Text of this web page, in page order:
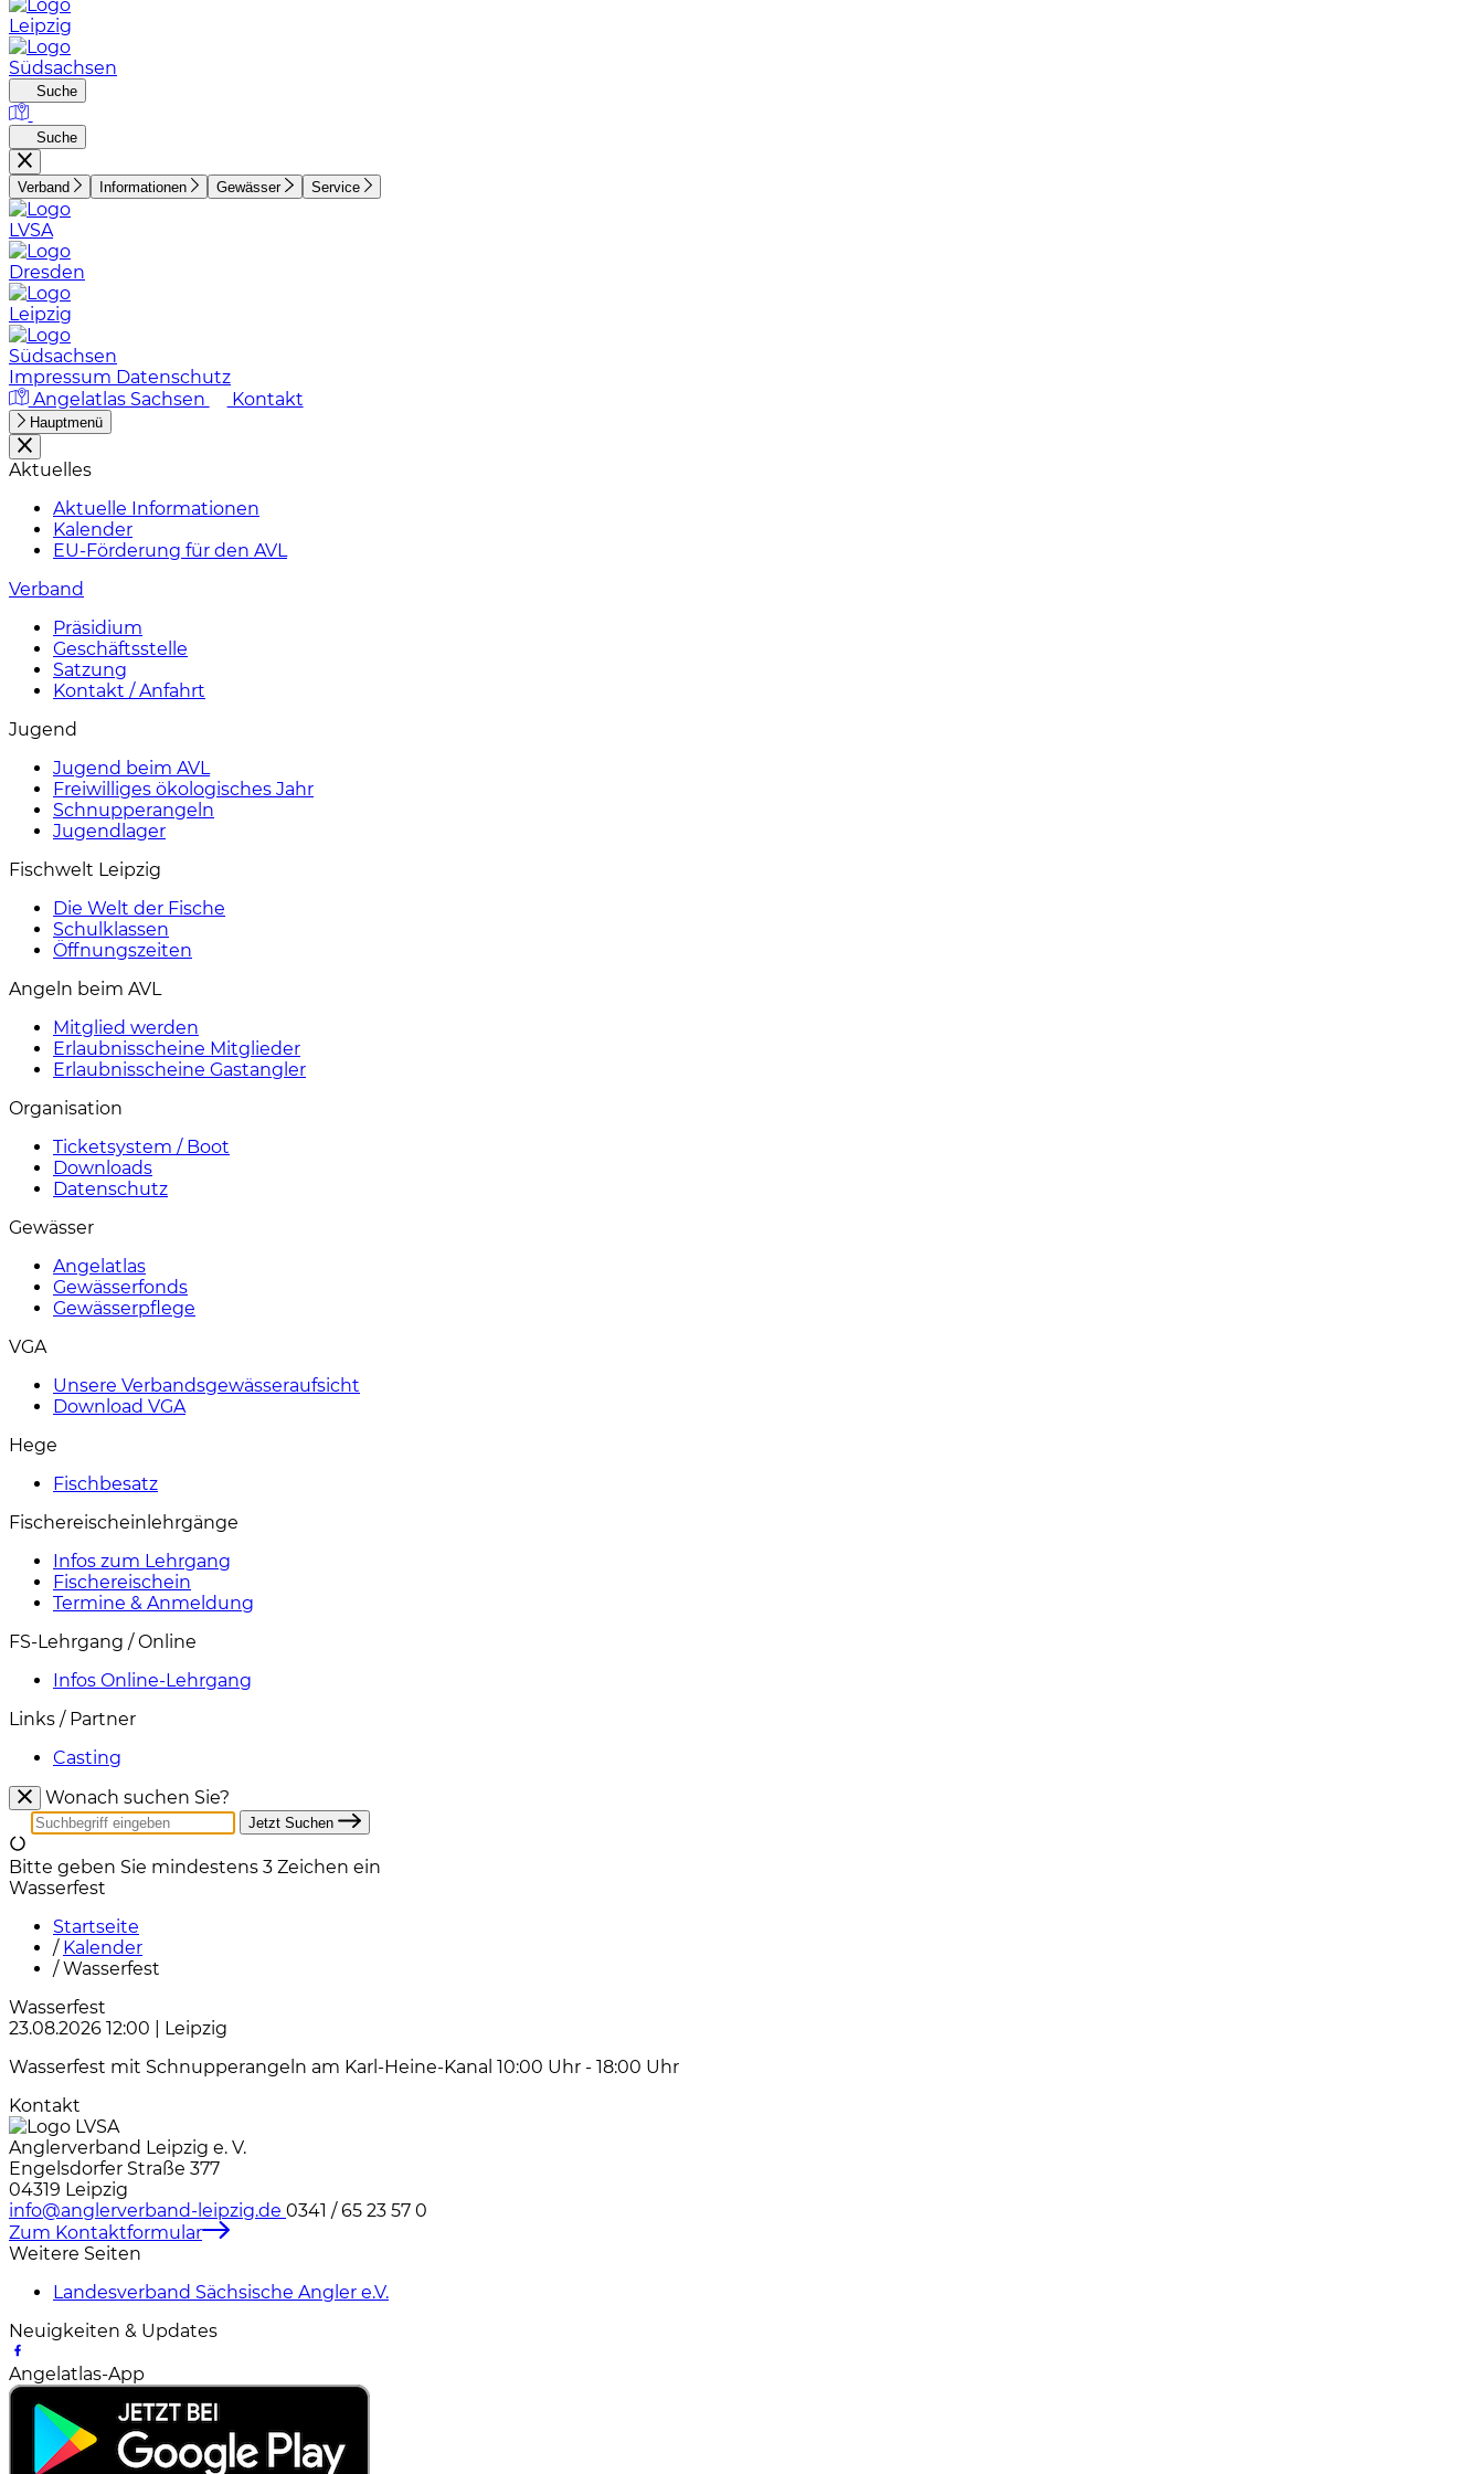
Leipzig
Südsachsen
Suche
Suche
Verband Informationen Gewässer Service
LVSA
Dresden
Leipzig
Südsachsen
Impressum Datenschutz
Angelatlas Sachsen
Kontakt
Hauptmenü
Aktuelles
Aktuelle Informationen
Kalender
EU-Förderung für den AVL
Verband
Präsidium
Geschäftsstelle
Satzung
Kontakt / Anfahrt
Jugend
Jugend beim AVL
Freiwilliges ökologisches Jahr
Schnupperangeln
Jugendlager
Fischwelt Leipzig
Die Welt der Fische
Schulklassen
Öffnungszeiten
Angeln beim AVL
Mitglied werden
Erlaubnisscheine Mitglieder
Erlaubnisscheine Gastangler
Organisation
Ticketsystem / Boot
Downloads
Datenschutz
Gewässer
Angelatlas
Gewässerfonds
Gewässerpflege
VGA
Unsere Verbandsgewässeraufsicht
Download VGA
Hege
Fischbesatz
Fischereischeinlehrgänge
Infos zum Lehrgang
Fischereischein
Termine & Anmeldung
FS-Lehrgang / Online
Infos Online-Lehrgang
Links / Partner
Casting
Wonach suchen Sie?
Jetzt Suchen
Bitte geben Sie mindestens 3 Zeichen ein
Wasserfest
Startseite
/ Kalender
/ Wasserfest
Wasserfest
23.08.2026 12:00
Leipzig
Wasserfest mit Schnupperangeln am Karl-Heine-Kanal 10:00 Uhr - 18:00 Uhr
Kontakt
Anglerverband Leipzig e. V.
Engelsdorfer Straße 377
04319 Leipzig
info@anglerverband-leipzig.de 0341 / 65 23 57 0
Zum Kontaktformular
Weitere Seiten
Landesverband Sächsische Angler e.V.
Neuigkeiten & Updates
Angelatlas-App